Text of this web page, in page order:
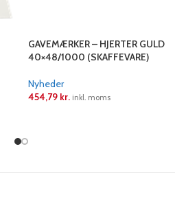
GAVEMÆRKER – HJERTER GULD
40×48/1000 (SKAFFEVARE)
Nyheder
454,79 kr. inkl. moms